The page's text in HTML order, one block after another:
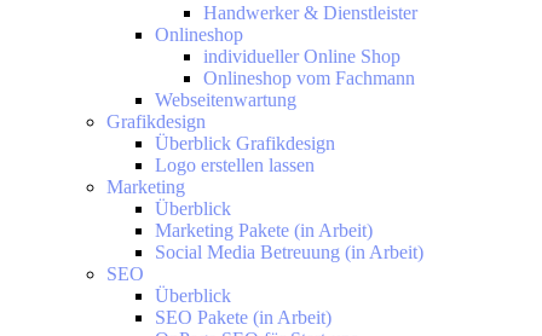
Handwerker & Dienstleister
Onlineshop
individueller Online Shop
Onlineshop vom Fachmann
Webseitenwartung
Grafikdesign
Überblick Grafikdesign
Logo erstellen lassen
Marketing
Überblick
Marketing Pakete (in Arbeit)
Social Media Betreuung (in Arbeit)
SEO
Überblick
SEO Pakete (in Arbeit)